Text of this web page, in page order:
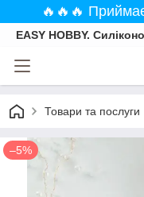
🔥🔥🔥
EASY HOBBY.
Товари та послуги
–5%